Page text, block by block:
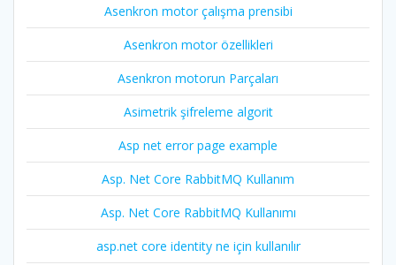
Asenkron motor çalışma prensibi
Asenkron motor özellikleri
Asenkron motorun Parçaları
Asimetrik şifreleme algorit
Asp net error page example
Asp. Net Core RabbitMQ Kullanım
Asp. Net Core RabbitMQ Kullanımı
asp.net core identity ne için kullanılır